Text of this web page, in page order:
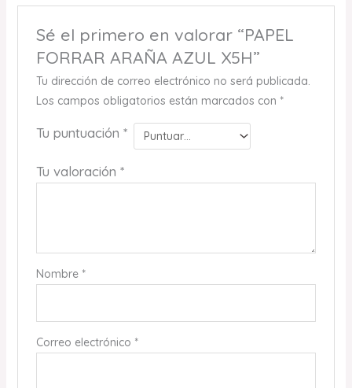
Sé el primero en valorar “PAPEL
FORRAR ARAÑA AZUL X5H”
Tu dirección de correo electrónico no será publicada.
Los campos obligatorios están marcados con *
Tu puntuación *
Tu valoración *
Nombre *
Correo electrónico *